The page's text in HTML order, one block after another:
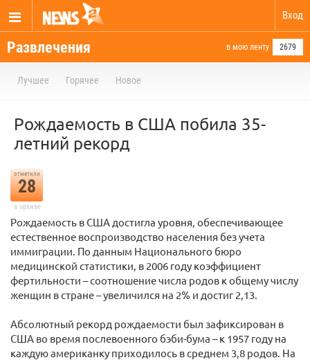
Вход
Развлечения в мою ленту 2679
Лучшее Горячее Новое
Рождаемость в США побила 35-
летний рекорд
отметили
28
в архиве
Рождаемость в США достигла уровня, обеспечивающее
естественное воспроизводство населения без учета
иммиграции. По данным Национального бюро
медицинской статистики, в 2006 году коэффициент
фертильности – соотношение числа родов к общему числу
женщин в стране – увеличился на 2% и достиг 2,13.
Абсолютный рекорд рождаемости был зафиксирован в
США во время послевоенного бэби-бума – к 1957 году на
каждую американку приходилось в среднем 3,8 родов. На